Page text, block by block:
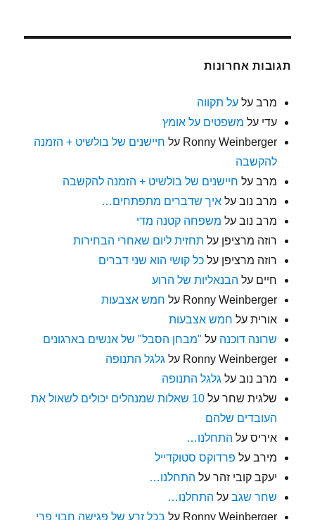
תגובות אחרונות
מרב עלעל תקווה
עדי על משפטים על אומץ
Ronny Weinberger על חיישנים של בולשיט + הזמנה
להקשבה
מרב על חיישנים של בולשיט + הזמנה להקשבה
מרב נוב עלאיך שדברים מתפתחים…
מרב נוב על משפחה קטנה מדי
רוזה מרציפן על תחזית ליום שאחרי הבחירות
רוזה מרציפן עלכל קושי הוא שני דברים
חיים על הבנאליות של הרוע
Ronny Weinberger על חמש אצבעות
אורית על חמש אצבעות
שרונה דוכנה על "מבחן הסבל" של אנשים בארגונים
Ronny Weinberger על גלגל התנופה
מרב נוב על גלגל התנופה
שלגית שחר על
10 שאלות שמנהלים יכולים לשאול את
העובדים שלהם
איריס על התחלנו…
מירב על פרדוקס סטוקדייל
יעקב קובי זהר על התחלנו…
שחר שגב על התחלנו…
Ronny Weinberger על בכל זרע של פגישה חבוי פרי